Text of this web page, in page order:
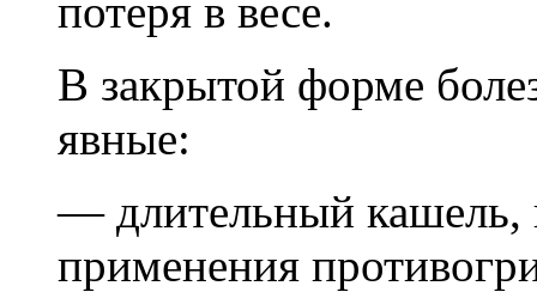
потеря в весе.
В закрытой форме
явные:
— длительный кашель,
применения